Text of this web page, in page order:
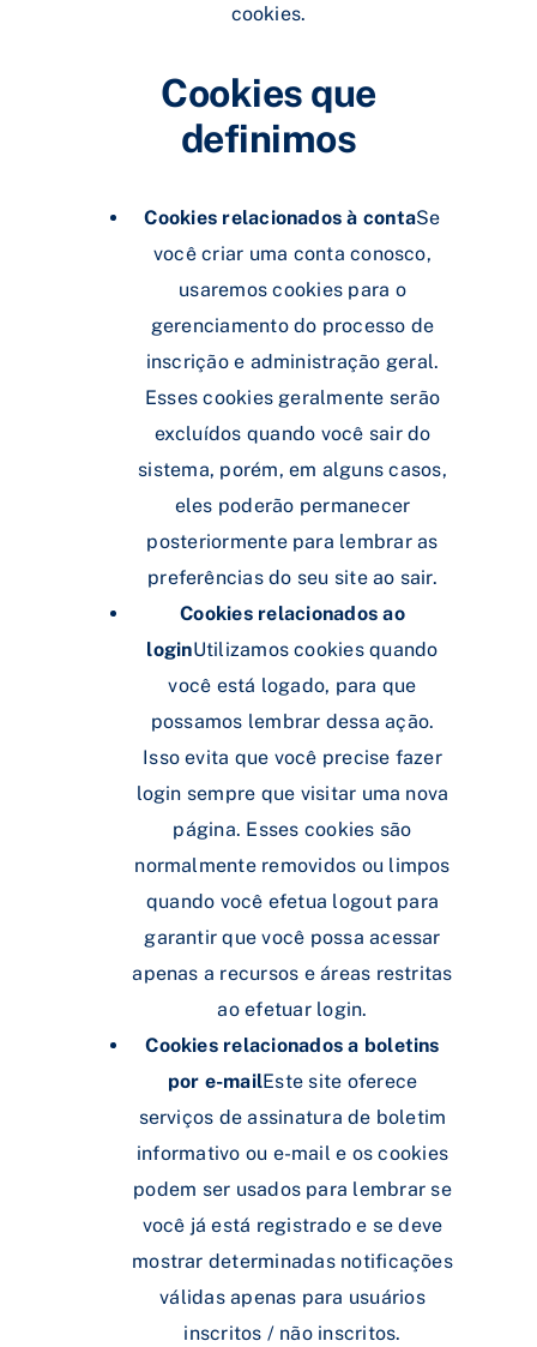
cookies.
Cookies que
definimos
Cookies relacionados à contaSe
você criar uma conta conosco,
usaremos cookies para o
gerenciamento do processo de
inscrição e administração geral.
Esses cookies geralmente serão
excluídos quando você sair do
sistema, porém, em alguns casos,
eles poderão permanecer
posteriormente para lembrar as
preferências do seu site ao sair.
Cookies relacionados ao
loginUtilizamos cookies quando
você está logado, para que
possamos lembrar dessa ação.
Isso evita que você precise fazer
login sempre que visitar uma nova
página. Esses cookies são
normalmente removidos ou limpos
quando você efetua logout para
garantir que você possa acessar
apenas a recursos e áreas restritas
ao efetuar login.
Cookies relacionados a boletins
por e-mailEste site oferece
serviços de assinatura de boletim
informativo ou e-mail e os cookies
podem ser usados ​​para lembrar se
você já está registrado e se deve
mostrar determinadas notificações
válidas apenas para usuários
inscritos / não inscritos.